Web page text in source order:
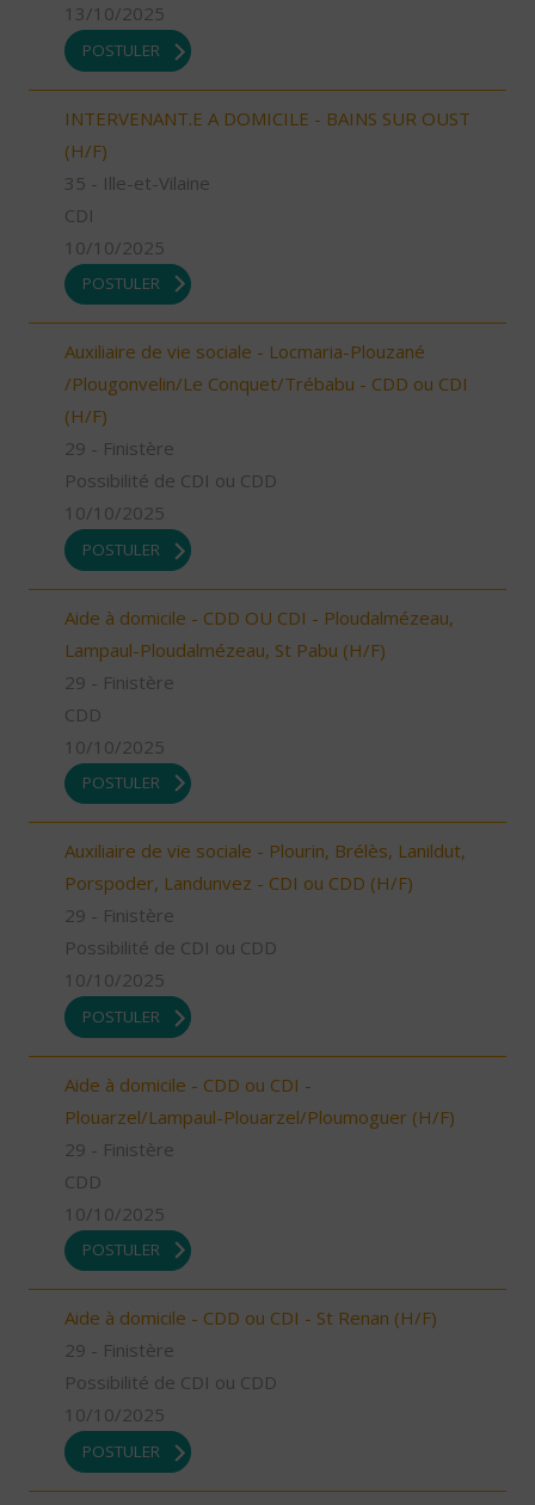
13/10/2025
POSTULER
INTERVENANT.E A DOMICILE - BAINS SUR OUST
(H/F)
35 - Ille-et-Vilaine
CDI
10/10/2025
POSTULER
Auxiliaire de vie sociale - Locmaria-Plouzané
/Plougonvelin/Le Conquet/Trébabu - CDD ou CDI
(H/F)
29 - Finistère
Possibilité de CDI ou CDD
10/10/2025
POSTULER
Aide à domicile - CDD OU CDI - Ploudalmézeau,
Lampaul-Ploudalmézeau, St Pabu (H/F)
29 - Finistère
CDD
10/10/2025
POSTULER
Auxiliaire de vie sociale - Plourin, Brélès, Lanildut,
Porspoder, Landunvez - CDI ou CDD (H/F)
29 - Finistère
Possibilité de CDI ou CDD
10/10/2025
POSTULER
Aide à domicile - CDD ou CDI -
Plouarzel/Lampaul-Plouarzel/Ploumoguer (H/F)
29 - Finistère
CDD
10/10/2025
POSTULER
Aide à domicile - CDD ou CDI - St Renan (H/F)
29 - Finistère
Possibilité de CDI ou CDD
10/10/2025
POSTULER